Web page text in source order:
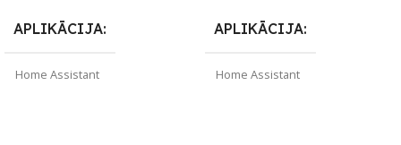
APLIKĀCIJA
Home Assistant
APLIKĀCIJA
Home Assistant